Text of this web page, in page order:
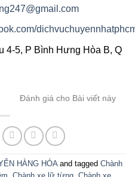
4-5, P Bình Hưng Hòa B, Q
Đánh giá cho Bài viết này
HÀNG HÓAand tagged Chành